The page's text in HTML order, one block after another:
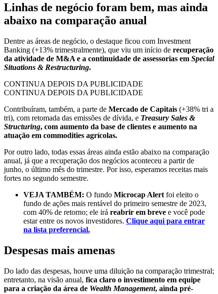
Linhas de negócio foram bem, mas ainda
abaixo na comparação anual
Dentre as áreas de negócio, o destaque ficou com Investment
Banking (+13% trimestralmente), que viu um início de recuperação
da atividade de M&A e a continuidade de assessorias em Special
Situations & Restructuring.
CONTINUA DEPOIS DA PUBLICIDADE
CONTINUA DEPOIS DA PUBLICIDADE
Contribuíram, também, a parte de Mercado de Capitais (+38% tri a
tri), com retomada das emissões de dívida, e Treasury Sales &
Structuring, com aumento da base de clientes e aumento na
atuação em commodities agrícolas.
Por outro lado, todas essas áreas ainda estão abaixo na comparação
anual, já que a recuperação dos negócios aconteceu a partir de
junho, o último mês do trimestre. Por isso, esperamos receitas mais
fortes no segundo semestre.
VEJA TAMBÉM: O fundo Microcap Alert foi eleito o
fundo de ações mais rentável do primeiro semestre de 2023,
com 40% de retorno; ele irá reabrir em breve e você pode
estar entre os novos investidores. Clique aqui para entrar
na lista preferencial.
Despesas mais amenas
Do lado das despesas, houve uma diluição na comparação trimestral;
entretanto, na visão anual, fica claro o investimento em equipe
para a criação da área de Wealth Management, ainda pré-